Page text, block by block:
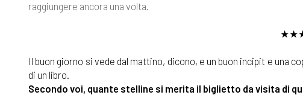
raggiungere ancora una volta.
Il buon giorno si vede dal mattino, dicono, e un buon incipit e
di un libro.
Secondo voi, quante stelline si merita il biglietto da visita di